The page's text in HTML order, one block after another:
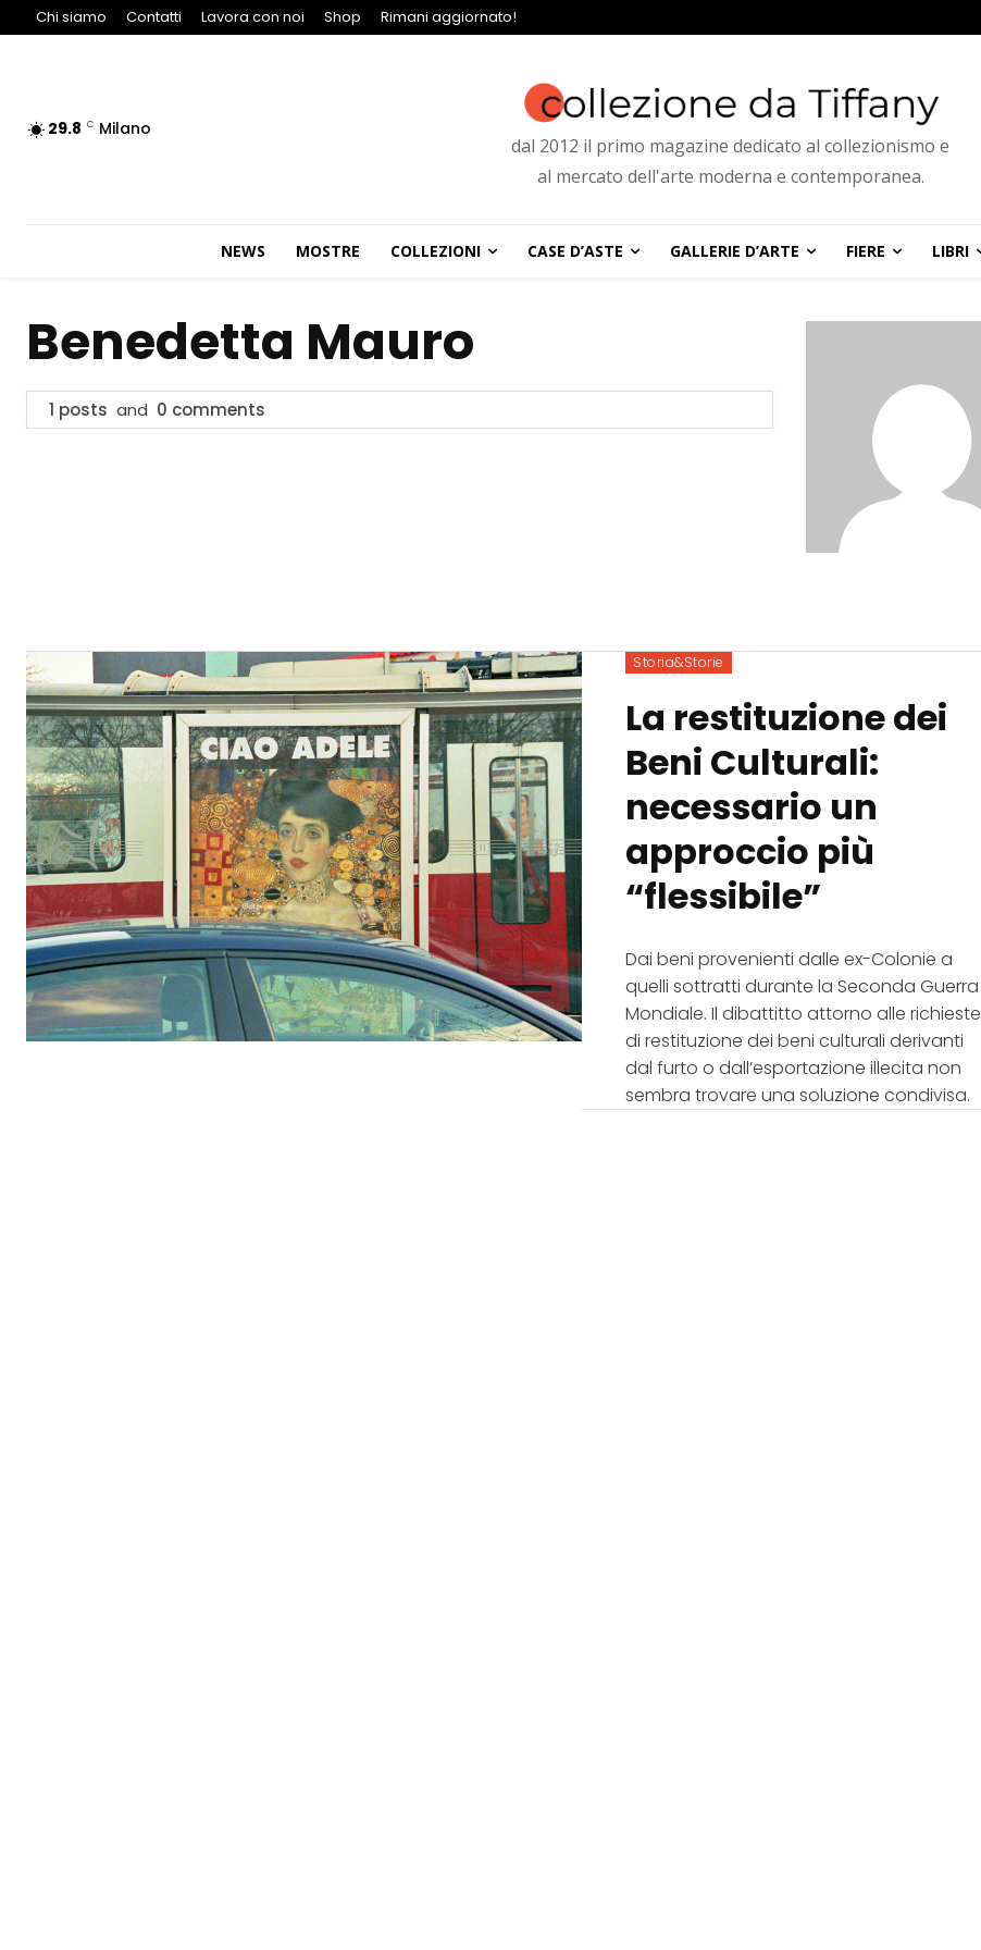
Chi siamo Contatti Lavora con noi Shop Rimani aggiornato!
29.8 C Milano
dal 2012 il primo magazine dedicato al collezionismo e
al mercato dell'arte moderna e contemporanea.
NEWS MOSTRE COLLEZIONI CASE D’ASTE GALLERIE D’ARTE FIERE LIBRI
Benedetta Mauro
1 posts and 0 comments
Storia&Storie
La restituzione dei
Beni Culturali:
necessario un
approccio più
“flessibile”
Dai beni provenienti dalle ex-Colonie a
quelli sottratti durante la Seconda Guerra
Mondiale. Il dibattitto attorno alle richieste
di restituzione dei beni culturali derivanti
dal furto o dall’esportazione illecita non
sembra trovare una soluzione condivisa.